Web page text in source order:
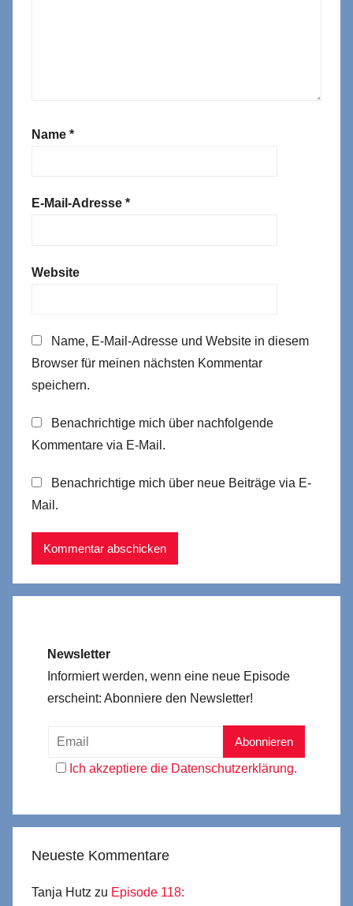
Name *
E-Mail-Adresse *
Website
Name, E-Mail-Adresse und Website in diesem
Browser für meinen nächsten Kommentar
speichern.
Benachrichtige mich über nachfolgende
Kommentare via E-Mail.
Benachrichtige mich über neue Beiträge via E-
Mail.
Newsletter
Informiert werden, wenn eine neue Episode
erscheint: Abonniere den Newsletter!
Ich akzeptiere die Datenschutzerklärung.
Neueste Kommentare
Tanja Hutz zu Episode 118: